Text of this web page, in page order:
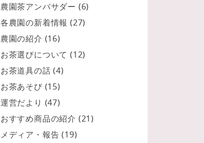
農園茶アンバサダー (6)
各農園の新着情報 (27)
農園の紹介 (16)
お茶選びについて (12)
お茶道具の話 (4)
お茶あそび (15)
運営だより (47)
おすすめ商品の紹介 (21)
メディア・報告 (19)